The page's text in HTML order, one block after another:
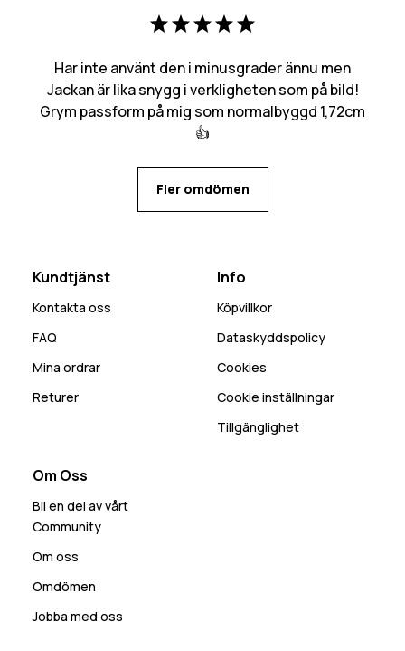
Har inte använt den i minusgrader ännu men
Jackan är lika snygg i verkligheten som på bild!
Grym passform på mig som normalbyggd 1,72cm
👍
Fler omdömen
Kundtjänst
Kontakta oss
FAQ
Mina ordrar
Returer
Info
Köpvillkor
Dataskyddspolicy
Cookies
Cookie inställningar
Tillgänglighet
Om Oss
Bli en del av vårt
Community
Om oss
Omdömen
Jobba med oss